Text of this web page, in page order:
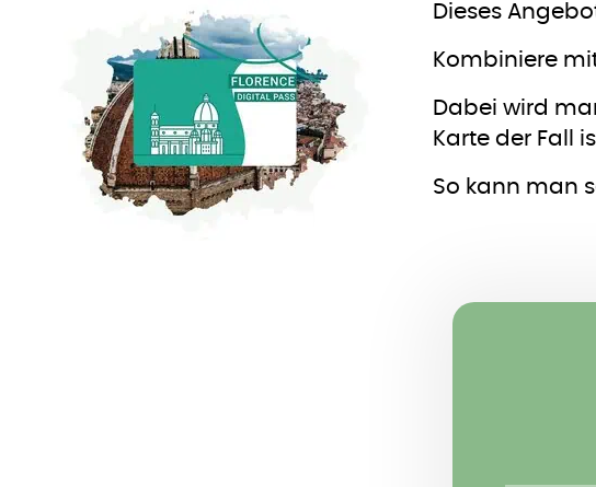
Dieses
Kombiniere
Dabei wird
Karte der Fall
So kann man